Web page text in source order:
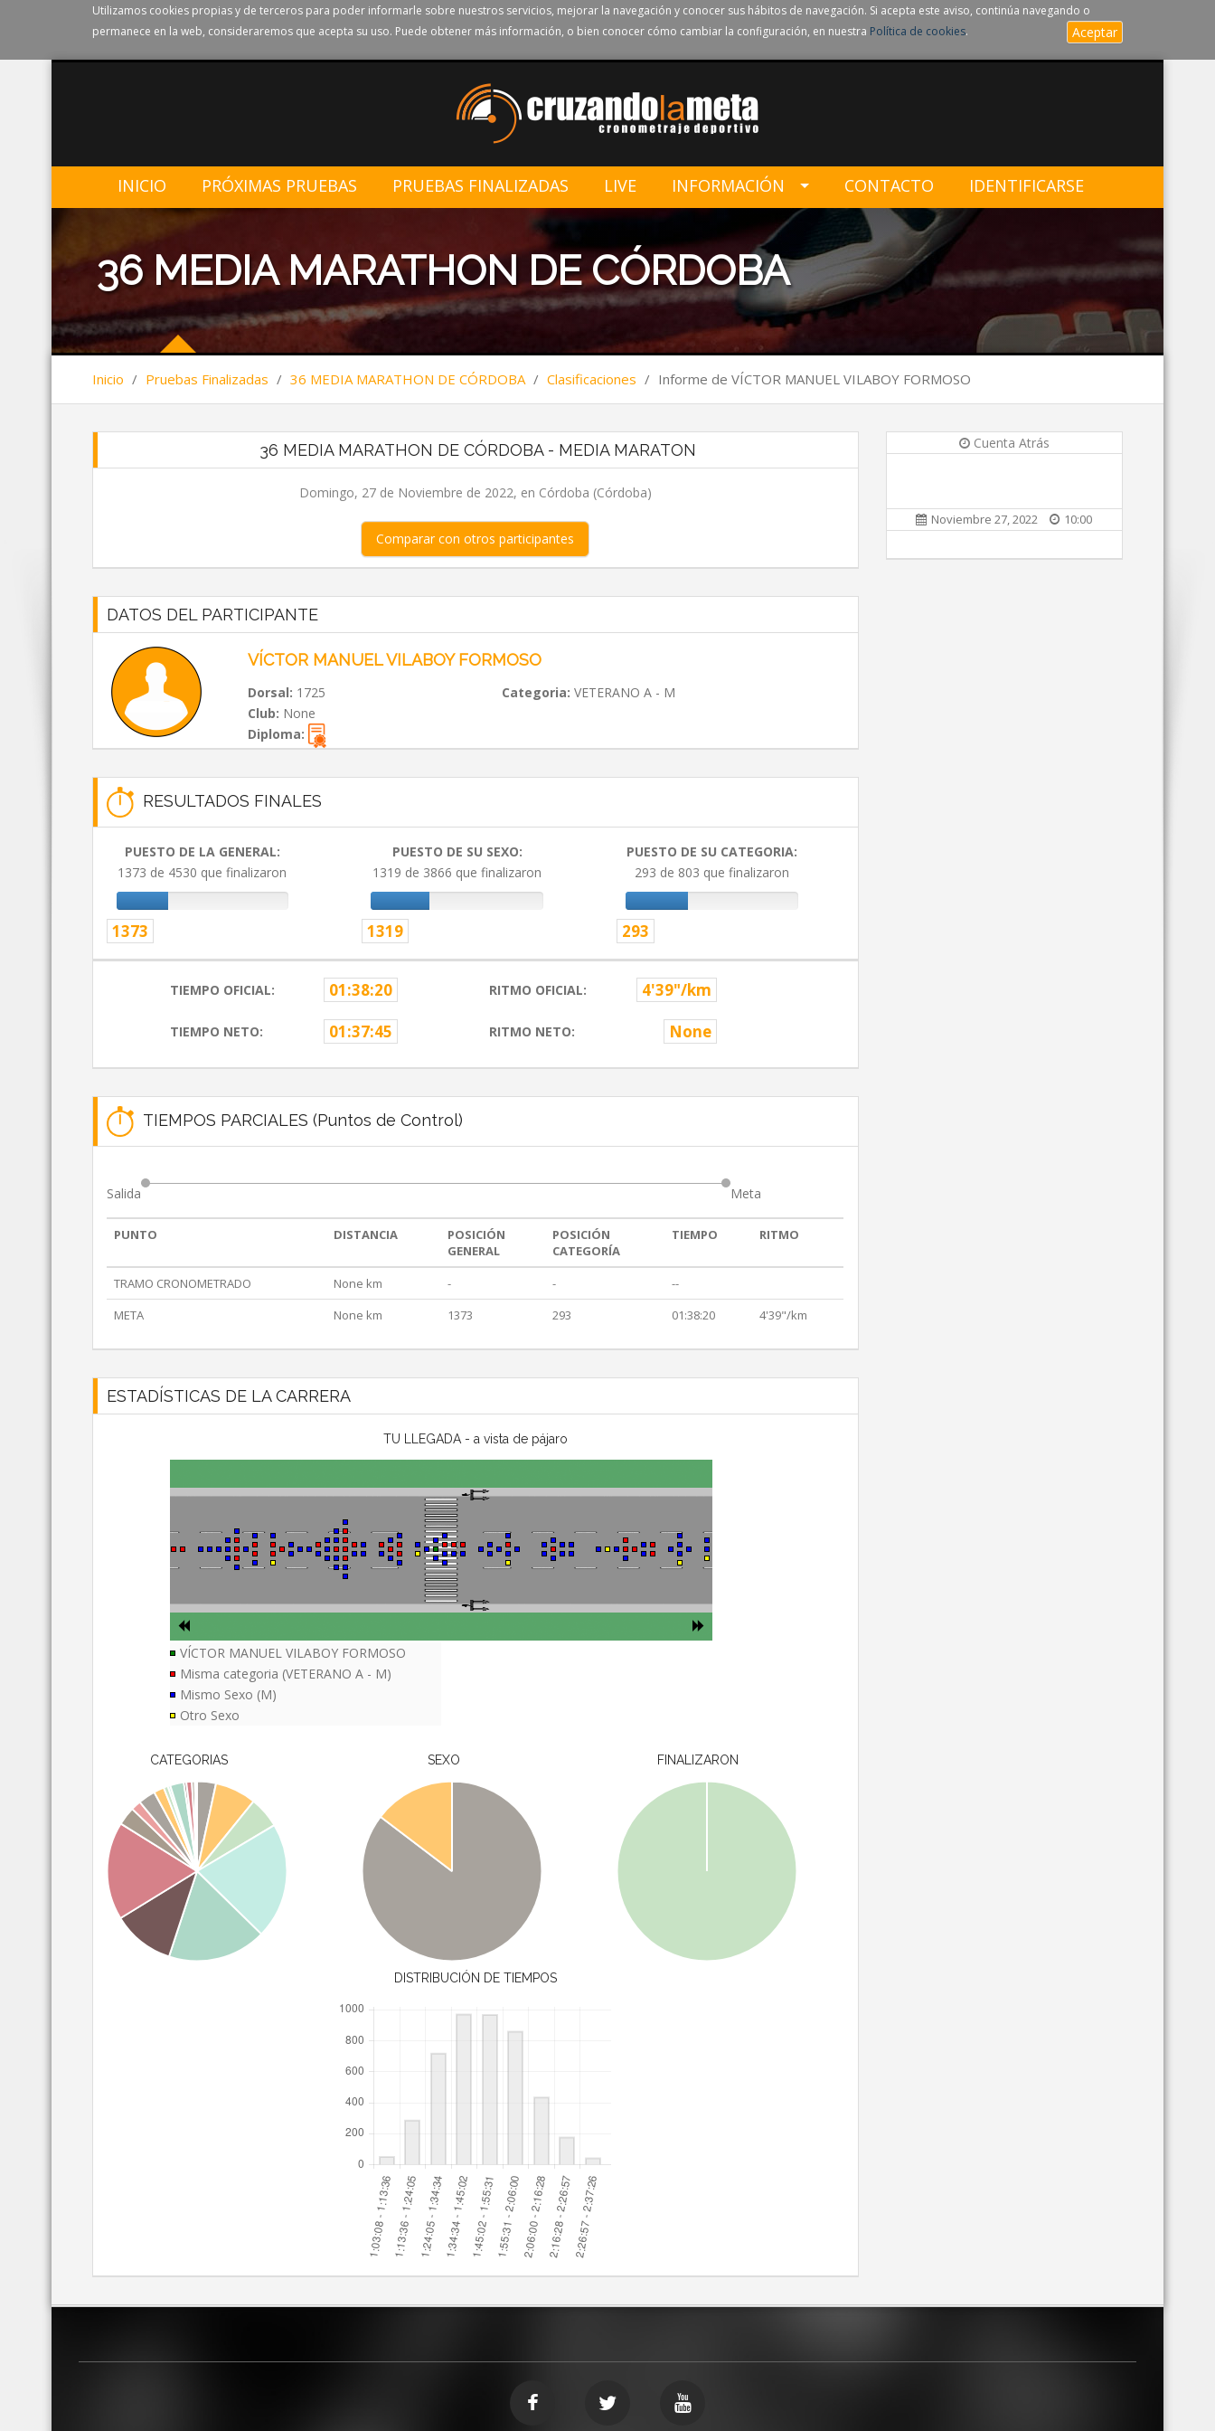
Utilizamos cookies propias y de terceros para poder informarle sobre nuestros servicios, mejorar la navegación y conocer sus hábitos de navegación. Si acepta este aviso, continúa navegando o
permanece en la web, consideraremos que acepta su uso. Puede obtener más información, o bien conocer cómo cambiar la configuración, en nuestra Política de cookies. Aceptar
INICIO PRÓXIMAS PRUEBAS PRUEBAS FINALIZADAS LIVE INFORMACIÓN CONTACTO IDENTIFICARSE
36 MEDIA MARATHON DE CÓRDOBA
Inicio / Pruebas Finalizadas / 36 MEDIA MARATHON DE CÓRDOBA / Clasificaciones / Informe de VÍCTOR MANUEL VILABOY FORMOSO
36 MEDIA MARATHON DE CÓRDOBA - MEDIA MARATON
Domingo, 27 de Noviembre de 2022, en Córdoba (Córdoba)
Comparar con otros participantes
DATOS DEL PARTICIPANTE
VÍCTOR MANUEL VILABOY FORMOSO
Dorsal: 1725 Categoria: VETERANO A - M
Club: None
Diploma:
RESULTADOS FINALES
PUESTO DE LA GENERAL:
1373 de 4530 que finalizaron
1373
PUESTO DE SU SEXO:
1319 de 3866 que finalizaron
1319
PUESTO DE SU CATEGORIA:
293 de 803 que finalizaron
293
TIEMPO OFICIAL: 01:38:20 RITMO OFICIAL: 4'39"/km
TIEMPO NETO: 01:37:45 RITMO NETO: None
TIEMPOS PARCIALES (Puntos de Control)
Salida Meta
PUNTO DISTANCIA
POSICIÓN
GENERAL
POSICIÓN
CATEGORÍA
TIEMPO RITMO
TRAMO CRONOMETRADO None km - -
--
META
None km 1373 293 01:38:20 4'39"/km
ESTADÍSTICAS DE LA CARRERA
TU LLEGADA - a vista de pájaro
VÍCTOR MANUEL VILABOY FORMOSO
Misma categoria (VETERANO A - M)
Mismo Sexo (M)
Otro Sexo
CATEGORIAS SEXO FINALIZARON
DISTRIBUCIÓN DE TIEMPOS
Cuenta Atrás
Noviembre 27, 2022 10:00